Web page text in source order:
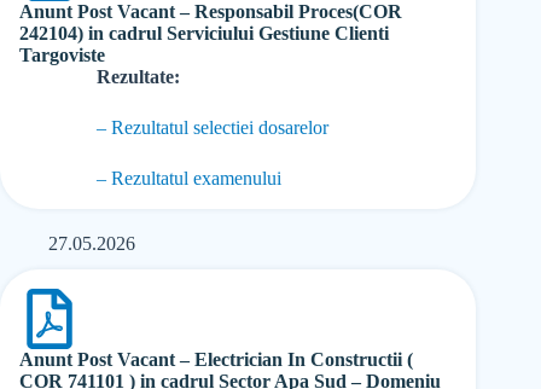
Anunt Post Vacant – Responsabil Proces(COR
242104) in cadrul Serviciului Gestiune Clienti
Targoviste
Rezultate:
– Rezultatul selectiei dosarelor
– Rezultatul examenului
27.05.2026
Anunt Post Vacant – Electrician In Constructii (
COR 741101 ) in cadrul Sector Apa Sud – Domeniu